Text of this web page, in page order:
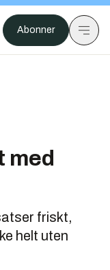
Abonner
med
friskt,
helt uten